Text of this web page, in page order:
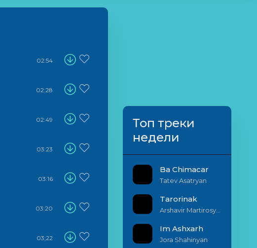
02:54
02:28
02:49
03:23
03:16
03:20
03;22
Топ треки
недели
Ba Chimacar
Tatev Asatryan
Tarorinak
Im Ashxarh
Jora Shahinyan